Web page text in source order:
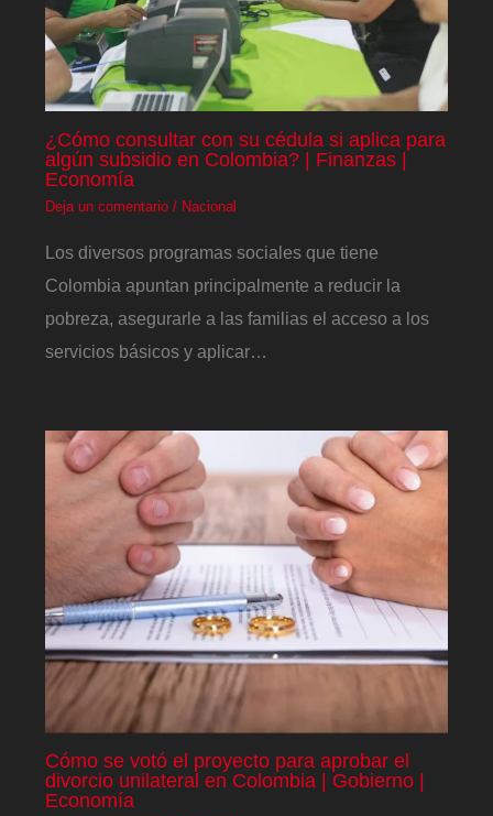
¿Cómo consultar con su cédula si aplica para
algún subsidio en Colombia? | Finanzas |
Economía
Deja un comentario / Nacional
Los diversos programas sociales que tiene
Colombia apuntan principalmente a reducir la
pobreza, asegurarle a las familias el acceso a los
servicios básicos y aplicar…
Cómo se votó el proyecto para aprobar el
divorcio unilateral en Colombia | Gobierno |
Economía